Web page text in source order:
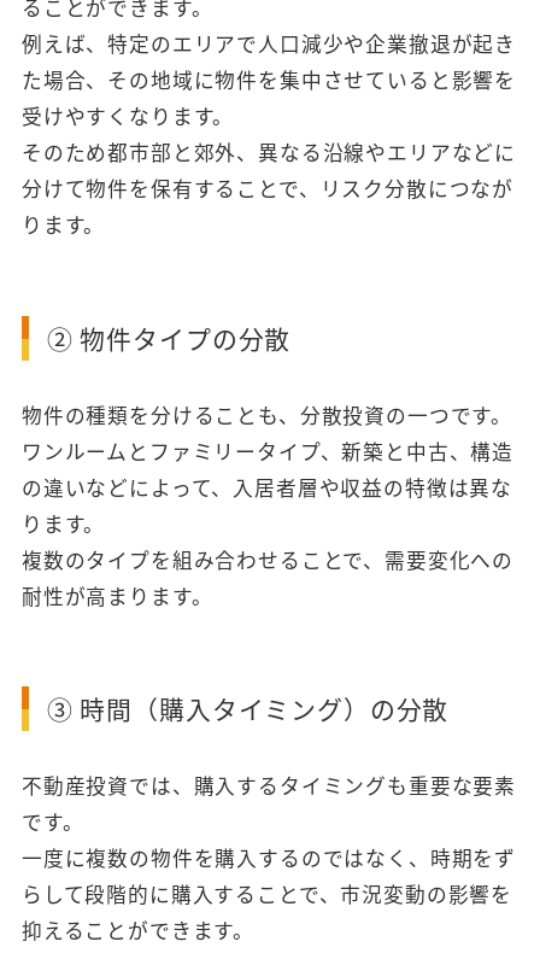
ることができます。
例えば、特定のエリアで人口減少や企業撤退が起き
た場合、その地域に物件を集中させていると影響を
受けやすくなります。
そのため都市部と郊外、異なる沿線やエリアなどに
分けて物件を保有することで、リスク分散につなが
ります。
② 物件タイプの分散
物件の種類を分けることも、分散投資の一つです。
ワンルームとファミリータイプ、新築と中古、構造
の違いなどによって、入居者層や収益の特徴は異な
ります。
複数のタイプを組み合わせることで、需要変化への
耐性が高まります。
③ 時間（購入タイミング）の分散
不動産投資では、購入するタイミングも重要な要素
です。
一度に複数の物件を購入するのではなく、時期をず
らして段階的に購入することで、市況変動の影響を
抑えることができます。